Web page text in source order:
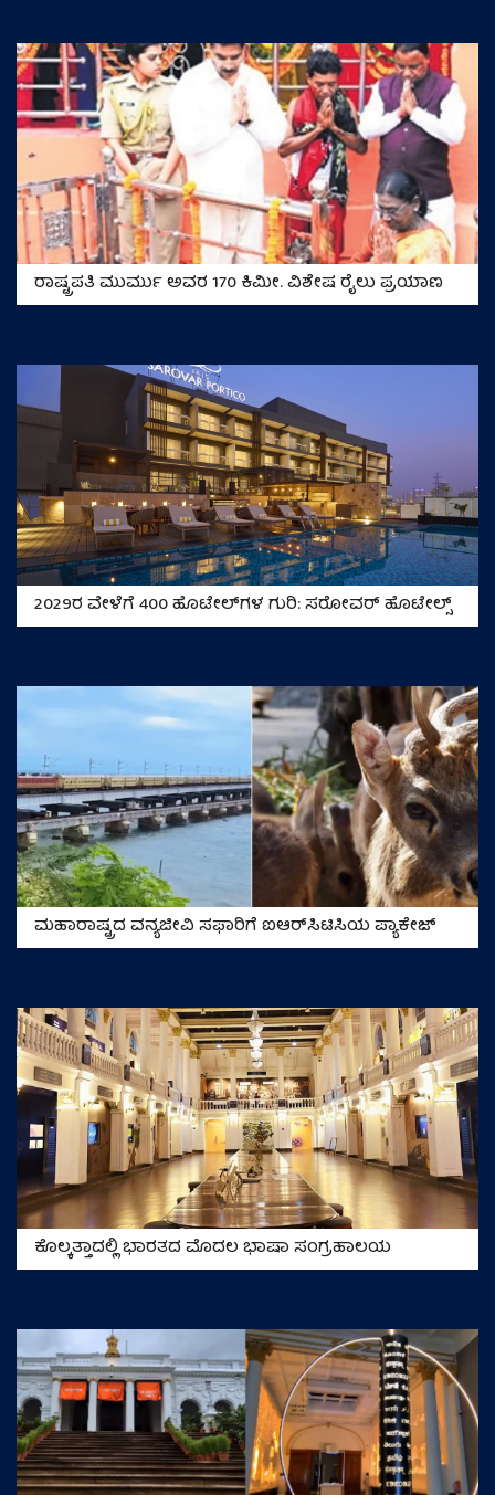
ರಾಷ್ಟ್ರಪತಿ ಮುರ್ಮು ಅವರ 170 ಕಿಮೀ. ವಿಶೇಷ ರೈಲು ಪ್ರಯಾಣ
2029ರ ವೇಳೆಗೆ 400 ಹೊಟೇಲ್‌ಗಳ ಗುರಿ: ಸರೋವರ್ ಹೊಟೇಲ್ಸ್
ಮಹಾರಾಷ್ಟ್ರದ ವನ್ಯಜೀವಿ ಸಫಾರಿಗೆ ಐಆರ್‌ಸಿಟಿಸಿಯ ಪ್ಯಾಕೇಜ್
ಕೊಲ್ಕತ್ತಾದಲ್ಲಿ ಭಾರತದ ಮೊದಲ ಭಾಷಾ ಸಂಗ್ರಹಾಲಯ